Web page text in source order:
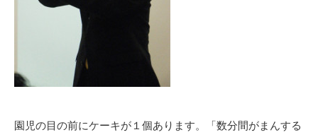
園児の目の前にケーキが１個あります。「数分間がまんする